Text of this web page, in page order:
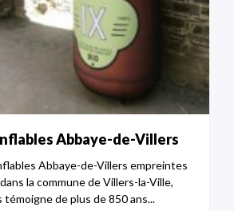
Abbaye-de-Villers
Abbaye-de-Villers empreintes
la commune de Villers-la-Ville,
témoigne de plus de 850 ans...